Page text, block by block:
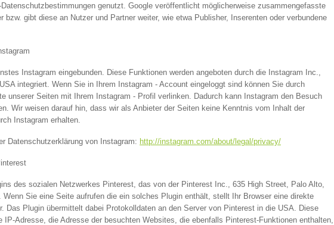
genutzt. Google veröffentlicht möglicherweise zusammengefasste
gibt diese an Nutzer und Partner weiter, wie etwa Publisher, Inserenten oder verbundene
Instagram eingebunden. Diese Funktionen werden angeboten durch die Instagram Inc.,
integriert. Wenn Sie in Ihrem Instagram - Account eingeloggt sind können Sie durch
unserer Seiten mit Ihrem Instagram - Profil verlinken. Dadurch kann Instagram den Besuch
Wir weisen darauf hin, dass wir als Anbieter der Seiten keine Kenntnis vom Inhalt der
Instagram erhalten.
Datenschutzerklärung von Instagram: http://instagram.com/about/legal/privacy/
des sozialen Netzwerkes Pinterest, das von der Pinterest Inc., 635 High Street, Palo Alto,
Sie eine Seite aufrufen die ein solches Plugin enthält, stellt Ihr Browser eine direkte
Das Plugin übermittelt dabei Protokolldaten an den Server von Pinterest in die USA. Diese
IP-Adresse, die Adresse der besuchten Websites, die ebenfalls Pinterest-Funktionen enthalten,